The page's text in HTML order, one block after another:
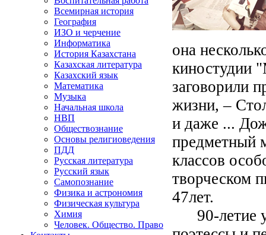
Всемирная история
География
ИЗО и черчение
Информатика
История Казахстана
Казахская литература
Казахский язык
Математика
Музыка
Начальная школа
НВП
Обществознание
Основы религиоведения
ПДД
Русская литература
Русский язык
Самопознание
Физика и астрономия
Физическая культура
Химия
Человек. Общество. Право
она
киностудии
заговорили
жизни, –
и даже ...
предметный
классов
творческом
47лет.
90-летие у